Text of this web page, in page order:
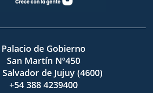
Palacio de Gobierno
San Martín Nº450
Salvador de Jujuy (4600)
+54 388 4239400